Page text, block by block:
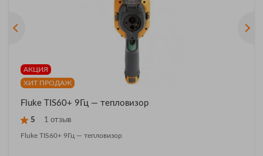
АКЦИЯ
ХИТ ПРОДАЖ
Fluke TIS60+ 9Гц — тепловизор
5 1 отзыв
Fluke TIS60+ 9Гц — тепловизор